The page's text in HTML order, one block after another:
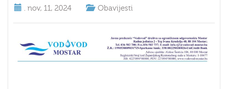
. nov, 11, 2024 Obavijesti